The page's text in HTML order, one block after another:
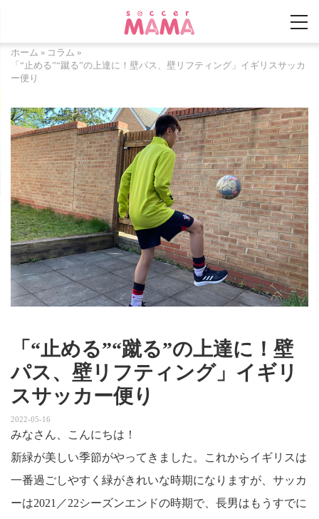
ホーム » コラム »
「“止める”“蹴る”の上達に！壁パス、壁リフティング」イギリスサッカ
ー便り
「“止める”“蹴る”の上達に！壁
パス、壁リフティング」イギリ
スサッカー便り
2022-05-16
みなさん、こんにちは！
新緑が美しい季節がやってきました。これからイギリスは
一番過ごしやすく緑がきれいな時期になりますが、サッカ
ーは2021／22シーズンエンドの時期で、長男はもうすでに